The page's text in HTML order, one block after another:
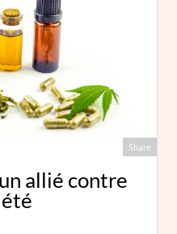
Share
allié contre